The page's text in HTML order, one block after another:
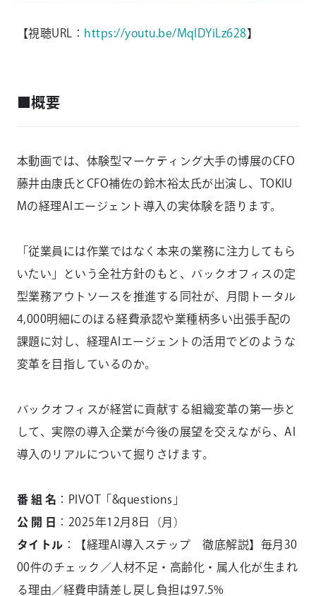
【視聴URL： https://youtu.be/MqIDYiLz628】
■概要
本動画では、体験型マーケティング大手の博展のCFO
藤井由康氏とCFO補佐の鈴木裕太氏が出演し、TOKIU
Mの経理AIエージェント導入の実体験を語ります。
「従業員には作業ではなく本来の業務に注力してもら
いたい」という全社方針のもと、バックオフィスの定
型業務アウトソースを推進する同社が、月間トータル
4,000明細にのぼる経費承認や業種柄多い出張手配の
課題に対し、経理AIエージェントの活用でどのような
変革を目指しているのか。
バックオフィスが経営に貢献する組織変革の第一歩と
して、実際の導入企業が今後の展望を交えながら、AI
導入のリアルについて掘りさげます。
番 組 名 ：PIVOT「&questions」
公 開 日
：2025年12月8日（月）
タイトル ：【経理AI導入ステップ 徹底解説】毎月30
00件のチェック／人材不足・高齢化・属人化が生まれ
る理由／経費申請差し戻し負担は97.5%